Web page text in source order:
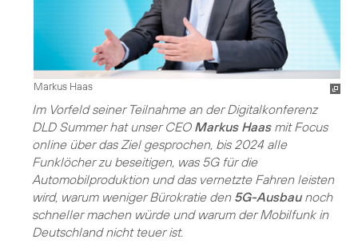
Markus Haas
Im Vorfeld seiner Teilnahme an der Digitalkonferenz
DLD Summer hat unser CEO Markus Haasmit Focus
online über das Ziel gesprochen, bis 2024 alle
Funklöcher zu beseitigen, was 5G für die
Automobilproduktion und das vernetzte Fahren leisten
wird, warum weniger Bürokratie den 5G-Ausbaunoch
schneller machen würde und warum der Mobilfunk in
Deutschland nicht teuer ist.